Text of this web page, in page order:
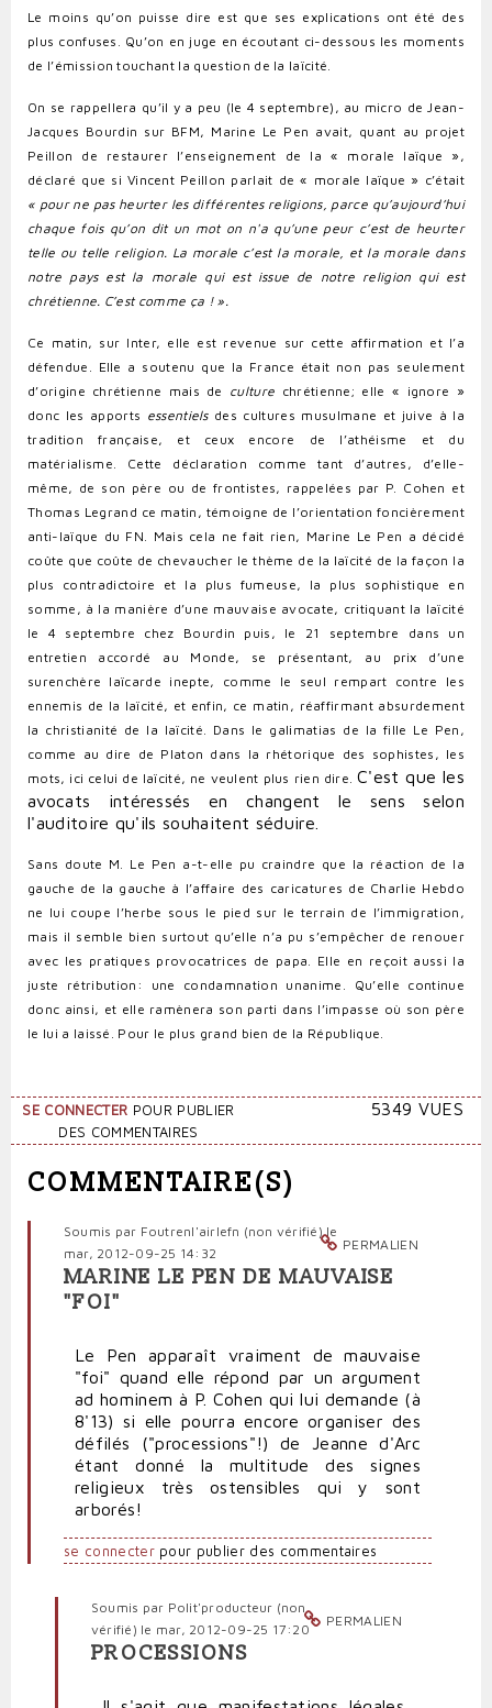
Le moins qu’on puisse dire est que ses explications ont été des
plus confuses. Qu’on en juge en écoutant ci-dessous les moments
de l’émission touchant la question de la laïcité.
On se rappellera qu’il y a peu (le 4 septembre), au micro de Jean-
Jacques Bourdin sur BFM, Marine Le Pen avait, quant au projet
Peillon de restaurer l’enseignement
de la « morale laïque »,
déclaré que si Vincent Peillon parlait de « morale laïque » c’était
« pour ne pas heurter les différentes religions, parce qu’aujourd’hui
chaque fois qu’on dit un mot on n'a qu’une peur c’est de heurter
telle ou telle religion. La morale c’est la morale, et la morale dans
notre pays est la morale qui est issue de notre religion qui est
chrétienne. C’est comme ça ! ».
Ce matin, sur Inter, elle est revenue sur cette affirmation et l’a
défendue. Elle a soutenu que la France était non pas seulement
d’origine chrétienne mais de culture chrétienne; elle « ignore »
donc les apports essentielsdes cultures musulmane et juive à la
tradition française, et ceux encore de l’athéisme et du
matérialisme. Cette déclaration comme tant d’autres, d’elle-
même, de son père ou de frontistes, rappelées par P. Cohen et
Thomas Legrand ce matin, témoigne de l’orientation foncièrement
anti-laïque du FN. Mais cela ne fait rien, Marine Le Pen a décidé
coûte que coûte de chevaucher le thème de la laïcité de la façon la
plus contradictoire et la plus fumeuse, la plus sophistique en
somme, à la manière d’une mauvaise avocate, critiquant la laïcité
le 4 septembre chez Bourdin puis, le 21 septembre dans un
entretien accordé au Monde, se présentant, au prix d’une
surenchère laïcarde inepte, comme le seul rempart contre les
ennemis de la laïcité, et enfin, ce matin, réaffirmant absurdement
la christianité de la laïcité. Dans le galimatias de la fille Le Pen ,
comme au dire de Platon dans la rhétorique des sophistes, les
mots, ici celui de laïcité, ne veulent plus rien dire. C'est que les
avocats intéressés en changent le sens selon
l'auditoire qu'ils souhaitent séduire.
Sans doute M. Le Pen a-t-elle pu craindre que la réaction de la
gauche de la gauche à l’affaire des caricatures de Charlie Hebdo
ne lui coupe l’herbe sous le pied sur le terrain de l’immigration,
mais il semble bien surtout qu’elle n’a pu s’empêcher de renouer
avec les pratiques provocatrices de papa. Elle en reçoit aussi la
juste rétribution: une condamnation unanime. Qu’elle continue
donc ainsi, et elle ramènera son parti dans l’impasse où son père
le lui a laissé. Pour le plus grand bien de la République.
SE CONNECTER POUR PUBLIER
DES COMMENTAIRES
5349 VUES
COMMENTAIRE(S)
PERMALIEN
Soumis par Foutrenl'airlefn (non vérifié)le
mar, 2012-09-25 14:32
MARINE LE PEN DE MAUVAISE
"FOI"
Le Pen apparaît vraiment de mauvaise
"foi" quand elle répond par un argument
ad hominem à P. Cohen qui lui demande (à
8'13) si elle pourra encore organiser des
défilés ("processions"!) de Jeanne d'Arc
étant donné la multitude des signes
religieux très ostensibles qui y sont
arborés!
se connecterpour publier des commentaires
PERMALIEN
Soumis par Polit'producteur (non
vérifié) le mar, 2012-09-25 17:20
En
PROCESSIONS